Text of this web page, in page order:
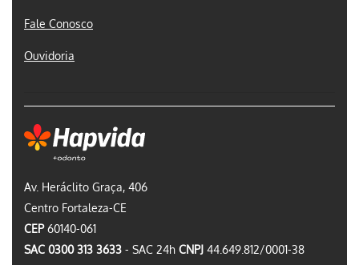
Av. Heráclito Graça, 406
Centro Fortaleza-CE
CEP60140-061
SAC 0300 313 3633 - SAC 24h CNPJ 44.649.812/0001-38
Fale Conosco
Ouvidoria